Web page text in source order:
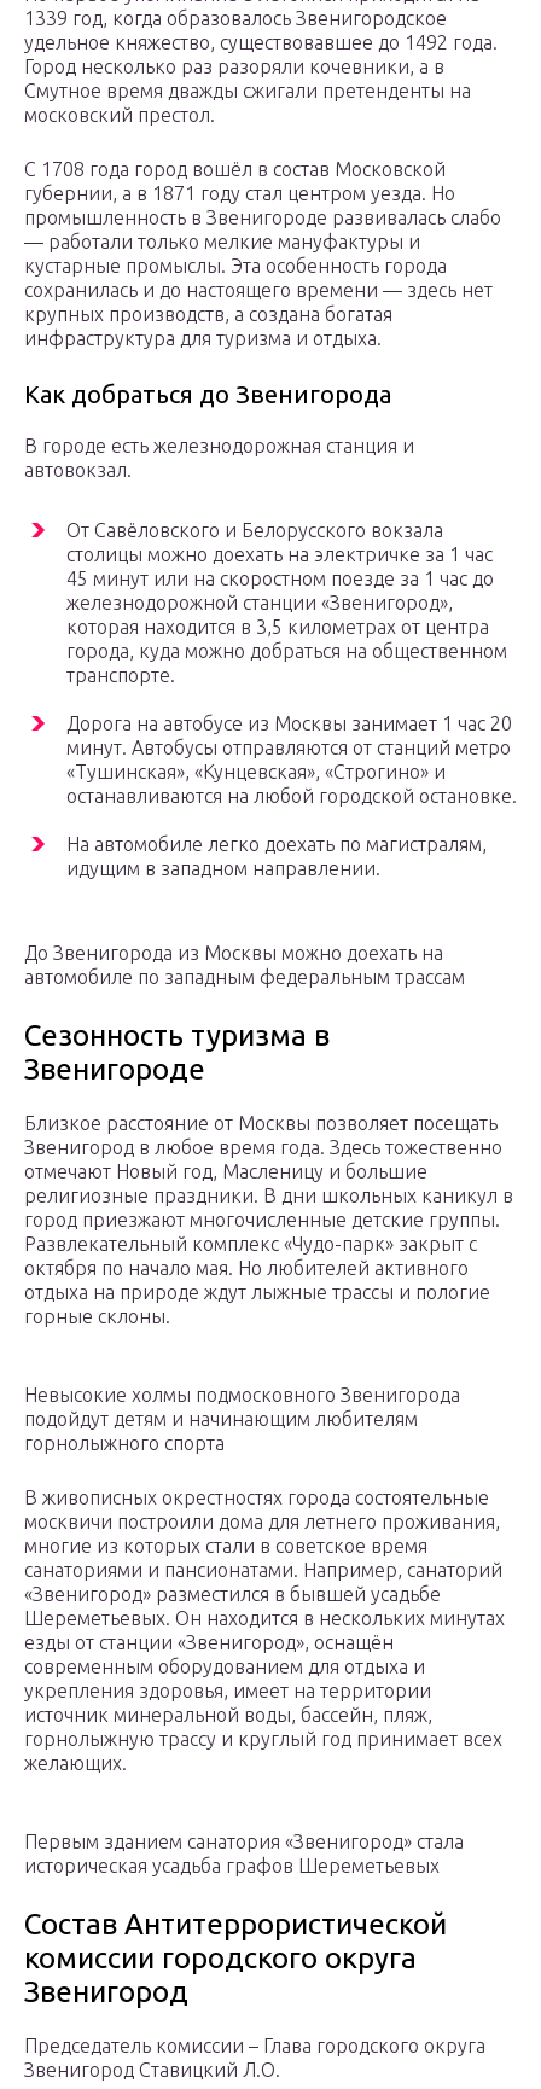
1339 год, когда образовалось Звенигородское
удельное княжество, существовавшее до 1492 года.
Город несколько раз разоряли кочевники, а в
Смутное время дважды сжигали претенденты на
московский престол.
С 1708 года город вошёл в состав Московской
губернии, а в 1871 году стал центром уезда. Но
промышленность в Звенигороде развивалась слабо
— работали только мелкие мануфактуры и
кустарные промыслы. Эта особенность города
сохранилась и до настоящего времени — здесь нет
крупных производств, а создана богатая
инфраструктура для туризма и отдыха.
Как добраться до Звенигорода
В городе есть железнодорожная станция и
автовокзал.
От Савёловского и Белорусского вокзала
столицы можно доехать на электричке за 1 час
45 минут или на скоростном поезде за 1 час до
железнодорожной станции «Звенигород»,
которая находится в 3,5 километрах от центра
города, куда можно добраться на общественном
транспорте.
Дорога на автобусе из Москвы занимает 1 час 20
минут. Автобусы отправляются от станций метро
«Тушинская», «Кунцевская», «Строгино» и
останавливаются на любой городской остановке.
На автомобиле легко доехать по магистралям,
идущим в западном направлении.
До Звенигорода из Москвы можно доехать на
автомобиле по западным федеральным трассам
Сезонность туризма в
Звенигороде
Близкое расстояние от Москвы позволяет посещать
Звенигород в любое время года. Здесь тожественно
отмечают Новый год, Масленицу и большие
религиозные праздники. В дни школьных каникул в
город приезжают многочисленные детские группы.
Развлекательный комплекс «Чудо-парк» закрыт с
октября по начало мая. Но любителей активного
отдыха на природе ждут лыжные трассы и пологие
горные склоны.
Невысокие холмы подмосковного Звенигорода
подойдут детям и начинающим любителям
горнолыжного спорта
В живописных окрестностях города состоятельные
москвичи построили дома для летнего проживания,
многие из которых стали в советское время
санаториями и пансионатами. Например, санаторий
«Звенигород» разместился в бывшей усадьбе
Шереметьевых. Он находится в нескольких минутах
езды от станции «Звенигород», оснащён
современным оборудованием для отдыха и
укрепления здоровья, имеет на территории
источник минеральной воды, бассейн, пляж,
горнолыжную трассу и круглый год принимает всех
желающих.
Первым зданием санатория «Звенигород» стала
историческая усадьба графов Шереметьевых
Состав Антитеррористической
комиссии городского округа
Звенигород
Председатель комиссии – Глава городского округа
Звенигород Ставицкий Л.О.